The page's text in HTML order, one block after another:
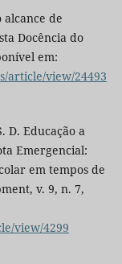
alcance de
Docência do
em:
article/view/24493
D. Educação a
Emergencial:
em tempos de
v. 9, n. 7,
view/4299